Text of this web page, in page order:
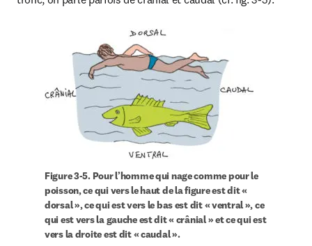
Figure 3-5. Pour l’homme qui nage comme pour le
poisson, ce qui vers le haut de la figure est dit «
dorsal », ce qui est vers le bas est dit « ventral », ce
qui est vers la gauche est dit « crânial » et ce qui est
vers la droite est dit « caudal ».